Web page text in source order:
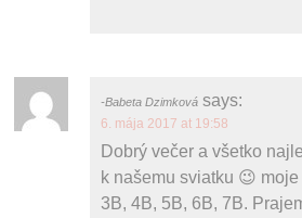
Babeta Dzimková says:
6. mája 2017 at 19:58
Dobrý večer a všetko
k našemu sviatku 😉
3B, 4B, 5B, 6B, 7B.